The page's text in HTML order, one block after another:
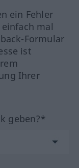
ein Fehler
mal
Formular
ist
Ihrer
geben?*